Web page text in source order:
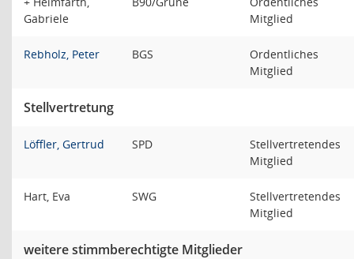
Gabriele
Mitglied
Rebholz, Peter BGS
Ordentliches
Mitglied
Stellvertretung
Löffler, Gertrud SPD
Stellvertretendes
Mitglied
Hart, Eva SWG
Stellvertretendes
Mitglied
weitere stimmberechtigte Mitglieder